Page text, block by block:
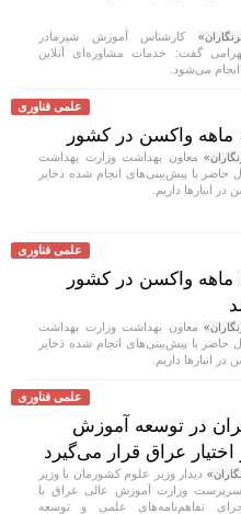
کارشناس آموزش شیرمادر
بهرامی گفت: خدمات مشاوره‌ای آنلاین
انجام می‌شود.
علمی فناوری
معاون بهداشت وزارت بهداشت
حاضر با پیش‌بینی‌های انجام شده ذخایر
علمی فناوری
ذخیره ۶ ماهه واکسن در کشور
معاون بهداشت وزارت بهداشت
حاضر با پیش‌بینی‌های انجام شده ذخایر
علمی فناوری
در توسعه آموزش
عراق قرار می‌گیرد
دیدار وزیر علوم کشورمان با وزیر
وزارت آموزش عالی عراق با
تفاهم‌نامه‌های علمی و توسعه